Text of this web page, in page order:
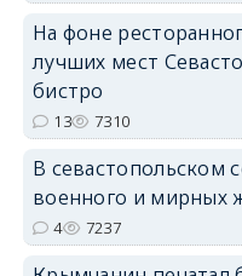
На фоне
лучших мест
бистро
13 7310
В севастопольском
военного и мирных
4 7237